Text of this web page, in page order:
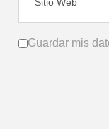
Guardar mis